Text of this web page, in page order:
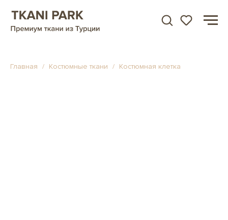
Главная Костюмные ткани Костюмная клетка